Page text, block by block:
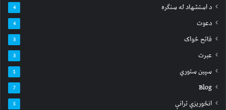
د استشهاد له سنګره 4
دعوت 4
فاتح ځواک 3
عبرت 3
سپين ستوري 1
Blog
7
انځوریزي ترانې 5